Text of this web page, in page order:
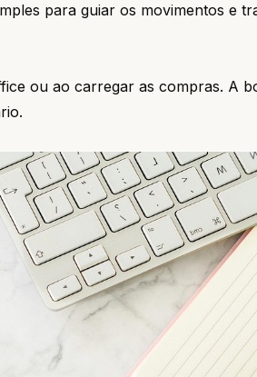
para guiar os movimentos e
ou ao carregar as compras. A